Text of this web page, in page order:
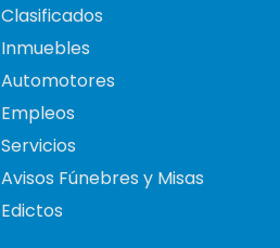
Clasificados
Inmuebles
Automotores
Empleos
Servicios
Avisos Fúnebres y Misas
Edictos